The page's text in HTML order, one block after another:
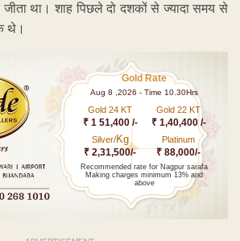
था। शाह पिछले दो दशकों से ज्यादा समय से
थे।
Gold Rate
Aug 8 ,2026 - Time 10.30Hrs
Gold 24 KT
₹ 1 51,400 /-
Gold 22 KT
₹ 1,40,400 /-
Silver/Kg
₹ 2,31,500/-
Platinum
₹ 88,000/-
Recommended rate for Nagpur sarafa
Making charges minimum 13% and
above